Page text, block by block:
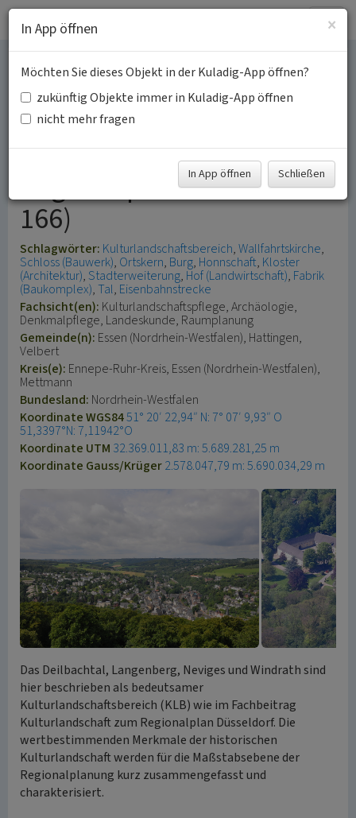
Deilbachtal / Langenberg
/ Neviges / Windrath
(Kulturlandschaftsbereich
Regionalplan Düsseldorf
166)
Schlagwörter: Kulturlandschaftsbereich Wallfahrtskirche
Schloss (Bauwerk) Ortskern Burg Honnschaft Kloster
(Architektur) Stadterweiterung Hof (Landwirtschaft) Fabrik
(Baukomplex) Tal Eisenbahnstrecke
Fachsicht(en): Kulturlandschaftspflege, Archäologie,
Denkmalpflege, Landeskunde, Raumplanung
Gemeinde(n): Essen (Nordrhein-Westfalen), Hattingen,
Velbert
Kreis(e): Ennepe-Ruhr-Kreis, Essen (Nordrhein-Westfalen),
Mettmann
Bundesland: Nordrhein-Westfalen
Koordinate WGS8451° 20′ 22,94″ N: 7° 07′ 9,93″ O
51,3397°N: 7,11942°O
Koordinate UTM 32.369.011,83 m: 5.689.281,25 m
Koordinate Gauss/Krüger2.578.047,79 m: 5.690.034,29 m
Das Deilbachtal, Langenberg, Neviges und Windrath sind
hier beschrieben als bedeutsamer
Kulturlandschaftsbereich (KLB) wie im Fachbeitrag
Kulturlandschaft zum Regionalplan Düsseldorf. Die
wertbestimmenden Merkmale der historischen
Kulturlandschaft werden für die Maßstabsebene der
Regionalplanung kurz zusammengefasst und
charakterisiert.
×
In App öffnen
Möchten Sie dieses Objekt in der Kuladig-App öffnen?
zukünftig Objekte immer in Kuladig-App öffnen
nicht mehr fragen
In App öffnen Schließen